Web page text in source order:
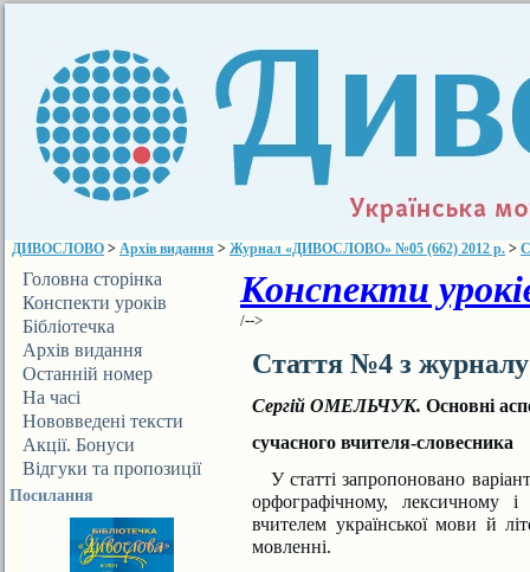
ДИВОСЛОВО > Архів видання > Журнал «ДИВОСЛОВО» №05 (662) 2012 р. >
Головна сторінка
Конспекти уроків
Бібліотечка
ДИВОСЛОВА
Архів видання
Останній номер
На часі
Нововведені тексти
Акції. Бонуси
Відгуки та пропозиції
Посилання
Конспекти
/-->
Стаття №4 з
Сергій ОМЕЛЬЧУК. Основні
сучасного вчителя-словесника
У статті запропоновано
орфографічному, лексичному
вчителем української мови й
мовленні.